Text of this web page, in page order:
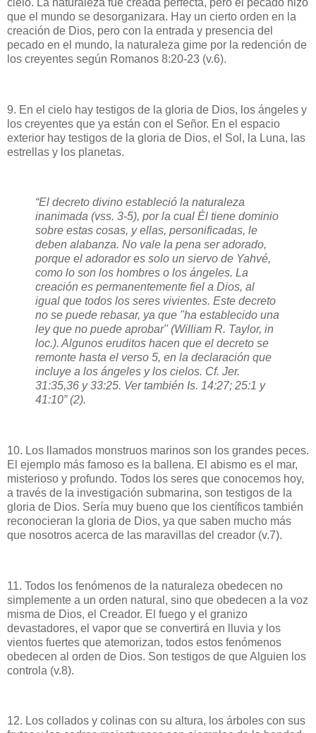
cielo. La naturaleza fue creada perfecta, pero el pecado hizo
que el mundo se desorganizara. Hay un cierto orden en la
creación de Dios, pero con la entrada y presencia del
pecado en el mundo, la naturaleza gime por la redención de
los creyentes según Romanos 8:20-23 (v.6).
9. En el cielo hay testigos de la gloria de Dios, los ángeles y
los creyentes que ya están con el Señor. En el espacio
exterior hay testigos de la gloria de Dios, el Sol, la Luna, las
estrellas y los planetas.
“El decreto divino estableció la naturaleza
inanimada (vss. 3-5), por la cual Él tiene dominio
sobre estas cosas, y ellas, personificadas, le
deben alabanza. No vale la pena ser adorado,
porque el adorador es solo un siervo de Yahvé,
como lo son los hombres o los ángeles. La
creación es permanentemente fiel a Dios, al
igual que todos los seres vivientes. Este decreto
no se puede rebasar, ya que "ha establecido una
ley que no puede aprobar" (William R. Taylor, in
loc.). Algunos eruditos hacen que el decreto se
remonte hasta el verso 5, en la declaración que
incluye a los ángeles y los cielos. Cf. Jer.
31:35,36 y 33:25. Ver también Is. 14:27; 25:1 y
41:10” (2).
10. Los llamados monstruos marinos son los grandes peces.
El ejemplo más famoso es la ballena. El abismo es el mar,
misterioso y profundo. Todos los seres que conocemos hoy,
a través de la investigación submarina, son testigos de la
gloria de Dios. Sería muy bueno que los científicos también
reconocieran la gloria de Dios, ya que saben mucho más
que nosotros acerca de las maravillas del creador (v.7).
11. Todos los fenómenos de la naturaleza obedecen no
simplemente a un orden natural, sino que obedecen a la voz
misma de Dios, el Creador. El fuego y el granizo
devastadores, el vapor que se convertirá en lluvia y los
vientos fuertes que atemorizan, todos estos fenómenos
obedecen al orden de Dios. Son testigos de que Alguien los
controla (v.8).
12. Los collados y colinas con su altura, los árboles con sus